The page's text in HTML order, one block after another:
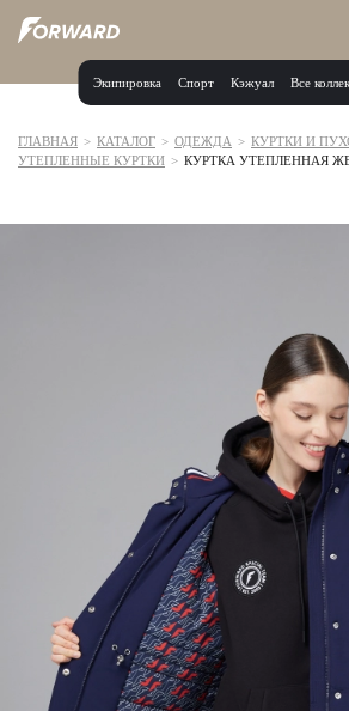
Экипировка Спорт Кэжуал Все
Москва и МО
Нижегородская область (1)
Новосибирская область (3)
Омская область (5)
Республика Башкортостан (3)
Республика Крым (1)
Республика Татарстан (2)
ГЛАВНАЯ > КАТАЛОГ > ОДЕЖДА > КУРТКИ И
УТЕПЛЕННЫЕ КУРТКИ > КУРТКА УТЕПЛЕННАЯ